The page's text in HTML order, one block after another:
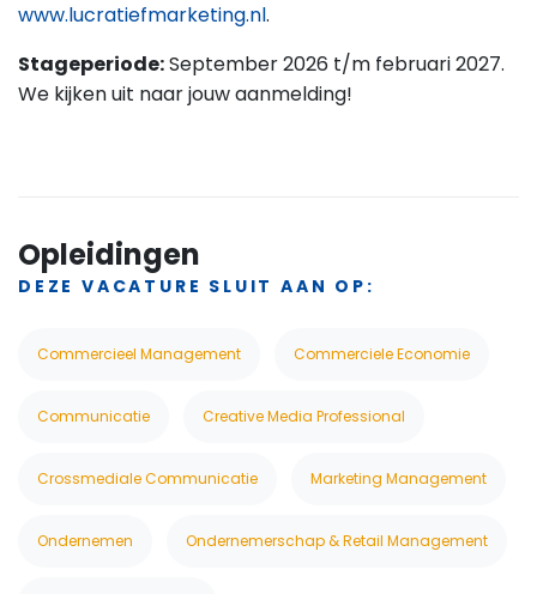
www.lucratiefmarketing.nl.
Stageperiode:September 2026 t/m februari 2027.
We kijken uit naar jouw aanmelding!
Opleidingen
DEZE VACATURE SLUIT AAN OP:
Commercieel Management Commerciele Economie
Communicatie Creative Media Professional
Crossmediale Communicatie Marketing Management
Ondernemen Ondernemerschap & Retail Management